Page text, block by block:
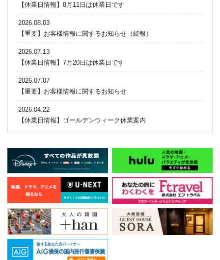
【休業日情報】8月11日は休業日です
2026.08.03
【重要】お客様情報に関するお知らせ（続報）
2026.07.13
【休業日情報】7月20日は休業日です
2026.07.07
【重要】お客様情報に関するお知らせ
2026.04.22
【休業日情報】ゴールデンウィーク休業案内